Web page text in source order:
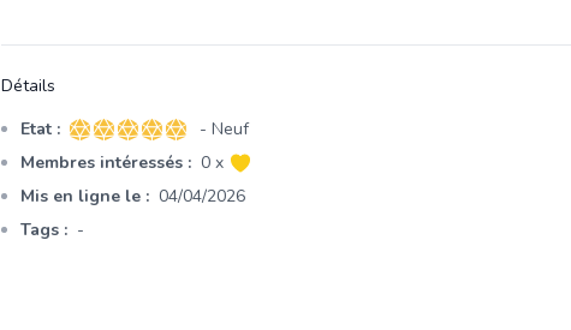
Détails
Etat : 5 sur 5 étoiles
- Neuf
Membres intéressés : 0 x
Mis en ligne le : 04/04/2026
Tags : -